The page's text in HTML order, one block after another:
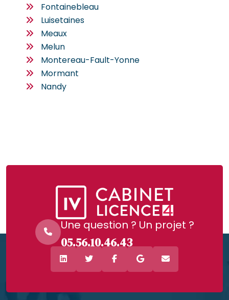
Fontainebleau
Luisetaines
Meaux
Melun
Montereau-Fault-Yonne
Mormant
Nandy
Une question ? Un projet ?
05.56.10.46.43